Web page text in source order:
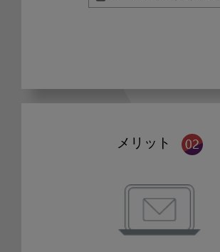
メリット